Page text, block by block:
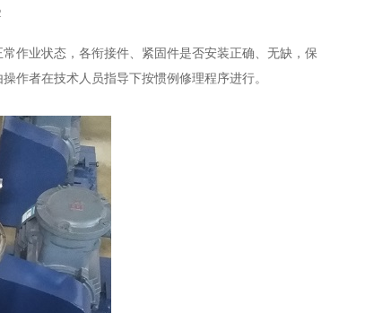
业状态，各衔接件、紧固件是否安装正确、无缺，保
作者在技术人员指导下按惯例修理程序进行。